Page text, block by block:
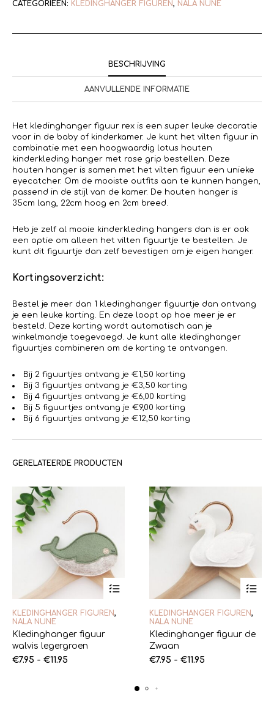
CATEGORIEËN: KLEDINGHANGER FIGUREN, NALA NUNE
BESCHRIJVING
AANVULLENDE INFORMATIE
Het kledinghanger figuur rex is een super leuke decoratie
voor in de baby of kinderkamer. Je kunt het vilten figuur in
combinatie met een hoogwaardig lotus houten
kinderkleding hanger met rose grip bestellen. Deze
houten hanger is samen met het vilten figuur een unieke
eyecatcher. Om de mooiste outfits aan te kunnen hangen,
passend in de stijl van de kamer. De houten hanger is
35cm lang, 22cm hoog en 2cm breed.
Heb je zelf al mooie kinderkleding hangers dan is er ook
een optie om alleen het vilten figuurtje te bestellen. Je
kunt dit figuurtje dan zelf bevestigen om je eigen hanger.
Kortingsoverzicht:
Bestel je meer dan 1 kledinghanger figuurtje dan ontvang
je een leuke korting. En deze loopt op hoe meer je er
besteld. Deze korting wordt automatisch aan je
winkelmandje toegevoegd. Je kunt alle kledinghanger
figuurtjes combineren om de korting te ontvangen.
Bij 2 figuurtjes ontvang je €1,50 korting
Bij 3 figuurtjes ontvang je €3,50 korting
Bij 4 figuurtjes ontvang je €6,00 korting
Bij 5 figuurtjes ontvang je €9,00 korting
Bij 6 figuurtjes ontvang je €12,50 korting
GERELATEERDE PRODUCTEN
product
gekozen
KLEDINGHANGER FIGUREN,
NALA NUNE
Kledinghanger figuur
walvis legergroen
€7.95 - €11.95
product
KLEDINGHANGER FIGUREN,
NALA NUNE
Kledinghanger figuur de
Zwaan
€7.95 - €11.95